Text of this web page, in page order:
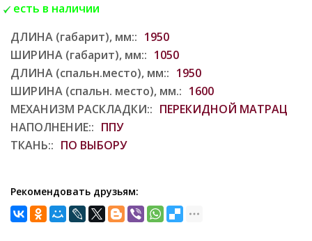
есть в наличии
ДЛИНА (габарит), мм:: 1950
ШИРИНА (габарит), мм:: 1050
ДЛИНА (спальн.место), мм:: 1950
ШИРИНА (спальн. место), мм.: 1600
МЕХАНИЗМ РАСКЛАДКИ:: ПЕРЕКИДНОЙ МАТРАЦ
НАПОЛНЕНИЕ:: ППУ
ТКАНЬ:: ПО ВЫБОРУ
Рекомендовать друзьям: